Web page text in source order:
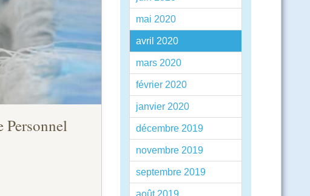
mai 2020
avril 2020
mars 2020
février 2020
janvier 2020
décembre 2019
novembre 2019
septembre 2019
août 2019
Personnel